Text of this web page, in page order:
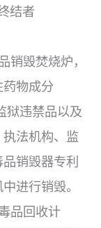
结者
销毁焚烧炉，
药物成分
狱违禁品以及
法机构、监
销毁器专利
进行销毁。
品回收计